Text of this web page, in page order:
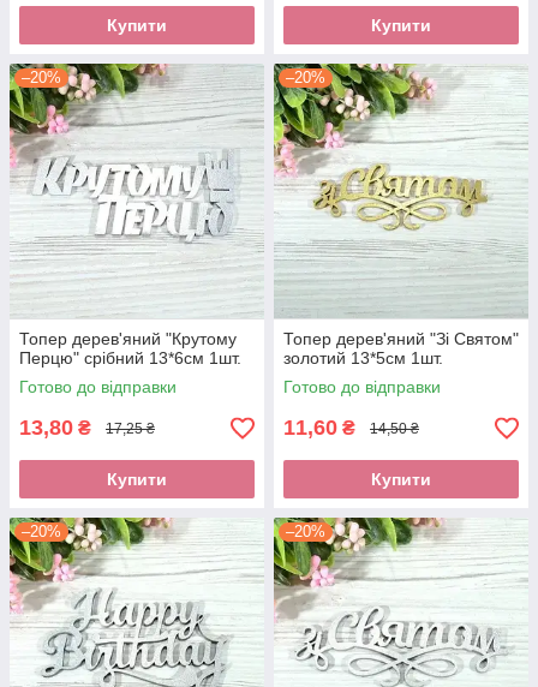
Купити Купити
–20%
Топер дерев'яний "Крутому
Перцю" срібний 13*6см 1шт.
Готово до відправки
13,80 ₴ 17,25 ₴
Купити
–20%
Топер дерев'яний "Зі Святом"
золотий 13*5см 1шт.
Готово до відправки
11,60 ₴ 14,50 ₴
Купити
–20% –20%